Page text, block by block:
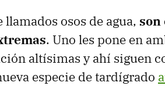
osos de agua, son
. Uno les pone en
altísimas y ahí siguen
especie de tardígrado